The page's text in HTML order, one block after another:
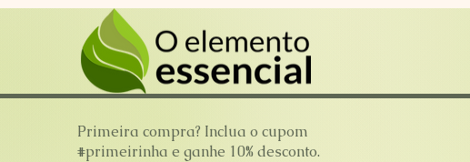
Primeira compra? Inclua o cupom
#primeirinha e ganhe 10% desconto.